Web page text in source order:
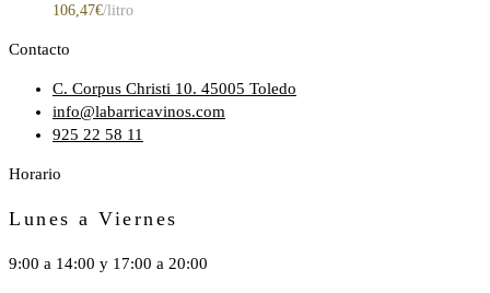
106,47€/litro
Contacto
C. Corpus Christi 10. 45005 Toledo
info@labarricavinos.com
925 22 58 11
Horario
Lunes a Viernes
9:00 a 14:00 y 17:00 a 20:00